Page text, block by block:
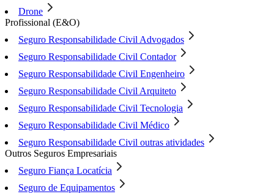
Drone
Profissional (E&O)
Seguro Responsabilidade Civil Advogados
Seguro Responsabilidade Civil Contador
Seguro Responsabilidade Civil Engenheiro
Seguro Responsabilidade Civil Arquiteto
Seguro Responsabilidade Civil Tecnologia
Seguro Responsabilidade Civil Médico
Seguro Responsabilidade Civil outras atividades
Outros Seguros Empresariais
Seguro Fiança Locatícia
Seguro de Equipamentos